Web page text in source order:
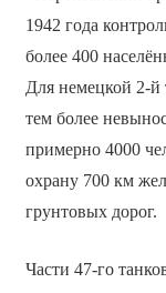
1942 года
более 400
Для немецкой 2-й
тем более
примерно 4000
охрану 700 км
грунтовых дорог.
Части 47-го